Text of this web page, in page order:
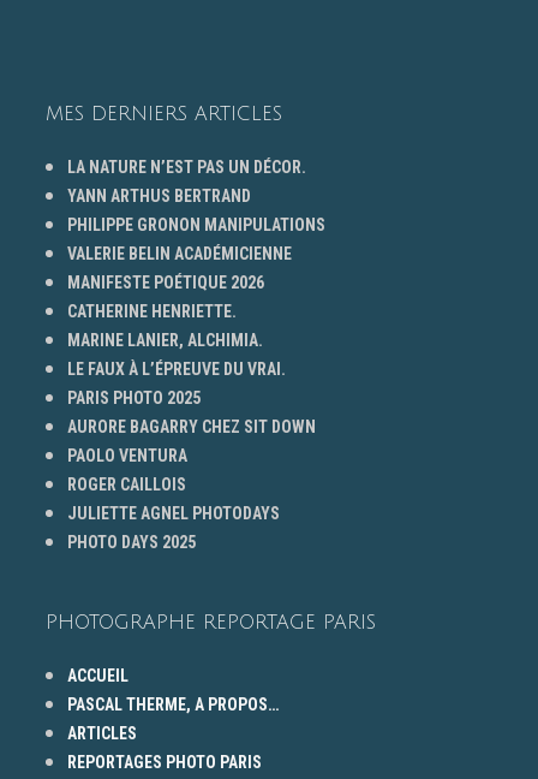
MES DERNIERS ARTICLES
LA NATURE N’EST PAS UN DÉCOR.
YANN ARTHUS BERTRAND
PHILIPPE GRONON MANIPULATIONS
VALERIE BELIN ACADÉMICIENNE
MANIFESTE POÉTIQUE 2026
CATHERINE HENRIETTE.
MARINE LANIER, ALCHIMIA.
LE FAUX À L’ÉPREUVE DU VRAI.
PARIS PHOTO 2025
AURORE BAGARRY CHEZ SIT DOWN
PAOLO VENTURA
ROGER CAILLOIS
JULIETTE AGNEL PHOTODAYS
PHOTO DAYS 2025
PHOTOGRAPHE REPORTAGE PARIS
ACCUEIL
PASCAL THERME, A PROPOS…
ARTICLES
REPORTAGES PHOTO PARIS